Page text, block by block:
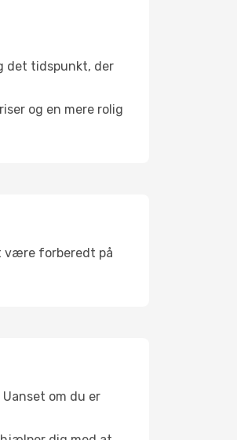
det tidspunkt, der
og en mere rolig
være forberedt på
om du er